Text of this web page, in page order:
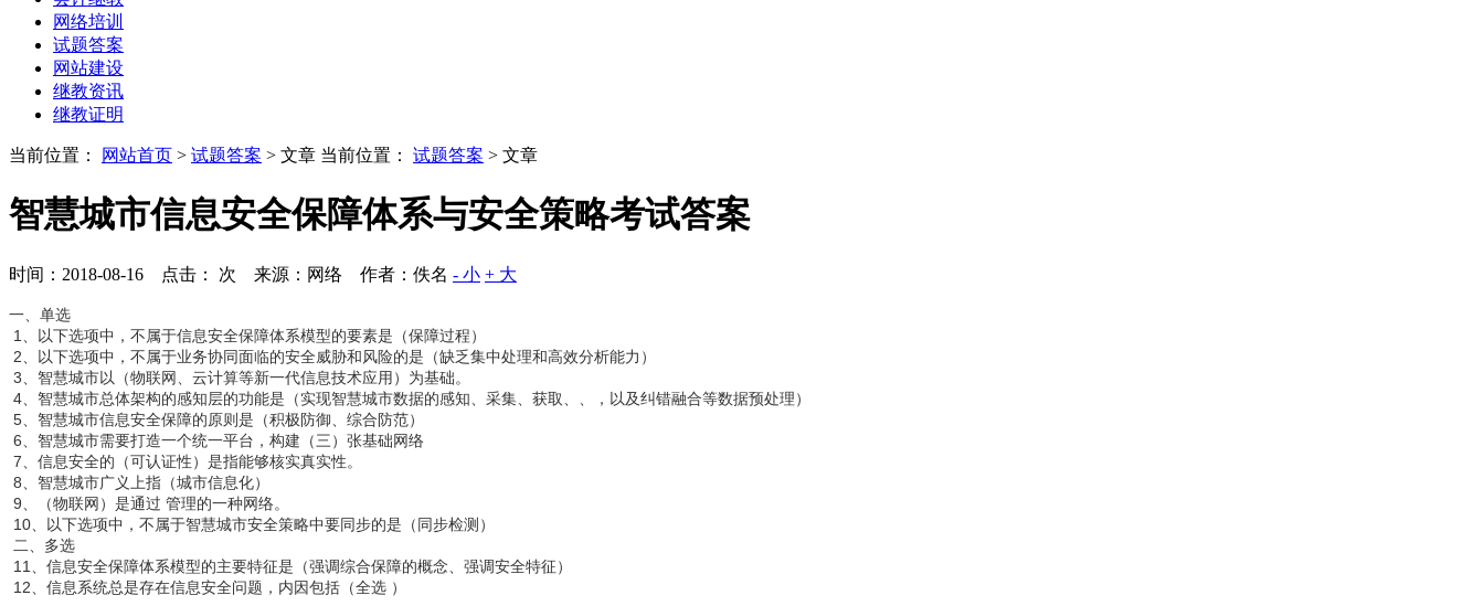
网络培训
试题答案
网站建设
继教资讯
继教证明
当前位置： 网站首页 > 试题答案 > 文章 当前位置： 试题答案 > 文章
智慧城市信息安全保障体系与安全策略考试答案
时间：2018-08-16 点击： 次 来源：网络 作者：佚名 - 小 + 大
一、单选
1、以下选项中，不属于信息安全保障体系模型的要素是（保障过程）
2、以下选项中，不属于业务协同面临的安全威胁和风险的是（缺乏集中处理和高效分析能力）
3、智慧城市以（物联网、云计算等新一代信息技术应用）为基础。
4、智慧城市总体架构的感知层的功能是（实现智慧城市数据的感知、采集、获取、、，以及纠错融合等数据预处理）
5、智慧城市信息安全保障的原则是（积极防御、综合防范）
6、智慧城市需要打造一个统一平台，构建（三）张基础网络
7、信息安全的（可认证性）是指能够核实真实性。
8、智慧城市广义上指（城市信息化）
9、（物联网）是通过 管理的一种网络。
10、以下选项中，不属于智慧城市安全策略中要同步的是（同步检测）
二、多选
11、信息安全保障体系模型的主要特征是（强调综合保障的概念、强调安全特征）
12、信息系统总是存在信息安全问题，内因包括（全选 ）